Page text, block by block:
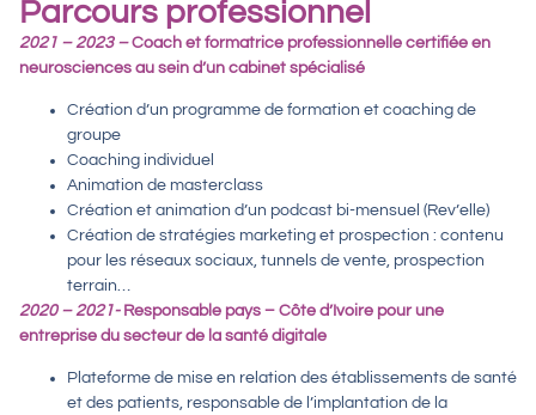
Parcours professionnel
2021 – 2023 –Coach et formatrice professionnelle certifiée en
neurosciences au sein d’un cabinet spécialisé
Création d’un programme de formation et coaching de
groupe
Coaching individuel
Animation de masterclass
Création et animation d’un podcast bi-mensuel (Rev’elle)
Création de stratégies marketing et prospection : contenu
pour les réseaux sociaux, tunnels de vente, prospection
terrain…
2020 – 2021- Responsable pays – Côte d’Ivoire pour une
entreprise du secteur de la santé digitale
Plateforme de mise en relation des établissements de santé
et des patients, responsable de l’implantation de la